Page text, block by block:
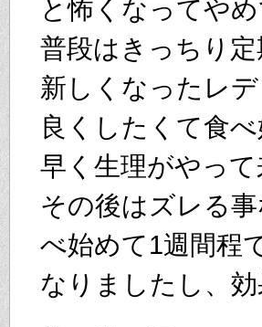
と怖くなってや
普段はきっちり
新しくなったレ
良くしたくて食
早く生理がやって
その後はズレる
べ始めて1週間程
なりましたし、